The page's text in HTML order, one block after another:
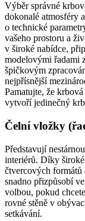
Výběr správné
dokonalé atmosféry
o technické
vašeho prostoru a
v široké nabídce,
modelovými řadami
špičkovým
nejpřísnější
Pamatujte, že
vytvoří jedinečný
Čelní vložky
Představují
interiérů. Díky
čtvercových formátů
snadno přizpůsobí
volbou, pokud
rovné stěně v
setkávání.